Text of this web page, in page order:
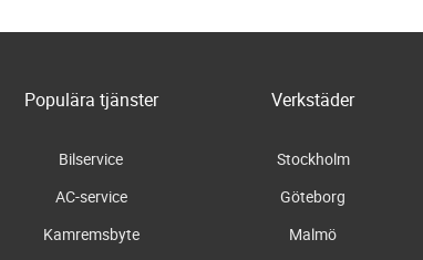
Populära tjänster
Bilservice
AC-service
Kamremsbyte
Verkstäder
Stockholm
Göteborg
Malmö